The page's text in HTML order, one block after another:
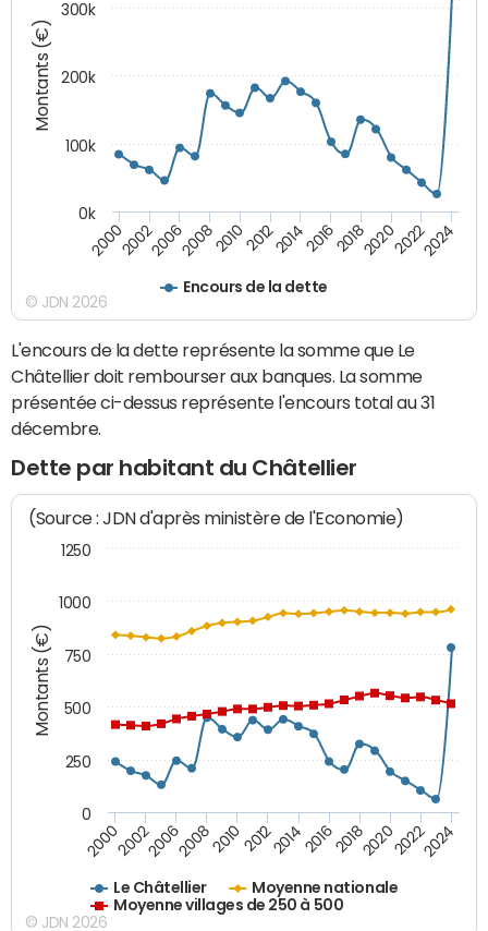
Montants (€)
Encours de la dette
200020022006200820102012201420162018202020222024
0k
100k
200k
300k
© JDN 2026
L'encours de la dette représente la somme que Le
Châtellier doit rembourser aux banques. La somme
présentée ci-dessus représente l'encours total au 31
décembre.
Dette par habitant du Châtellier
Montants (€)
(Source : JDN d'après ministère de l'Economie)
Le Châtellier
Moyenne nationale
Moyenne villages de 250 à 500
200020022006200820102012201420162018202020222024
0
250
500
750
1000
1250
© JDN 2026